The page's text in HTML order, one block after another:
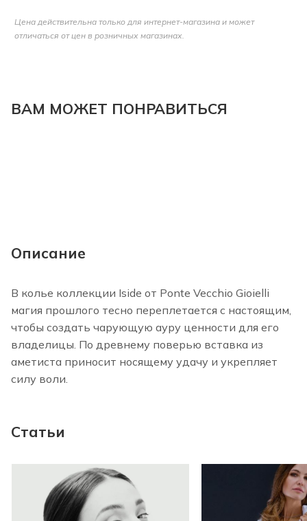
Цена действительна только для интернет-магазина и может
отличаться от цен в розничных магазинах.
ВАМ МОЖЕТ ПОНРАВИТЬСЯ
Описание
В колье коллекции Iside от Ponte Vecchio Gioielli
магия прошлого тесно переплетается с настоящим,
чтобы создать чарующую ауру ценности для его
владелицы. По древнему поверью вставка из
аметиста приносит носящему удачу и укрепляет
силу воли.
Статьи